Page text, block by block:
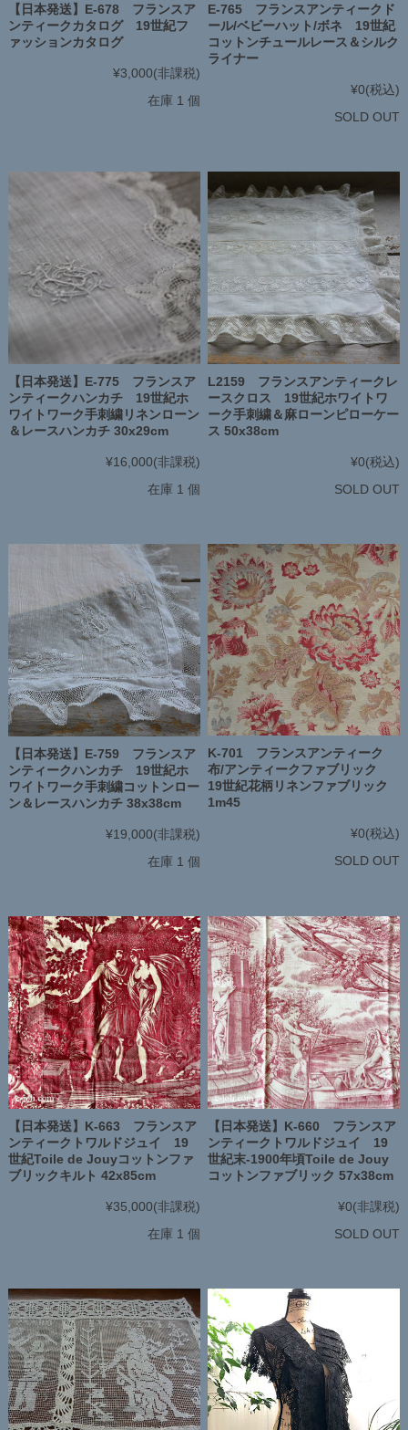
【日本発送】E-678 フランスア
ンティークカタログ 19世紀フ
ァッションカタログ
¥3,000(非課税)
在庫 1 個
E-765 フランスアンティークド
ール/ベビーハット/ボネ 19世紀
コットンチュールレース＆シルク
ライナー
¥0(税込)
SOLD OUT
【日本発送】E-775 フランスア
ンティークハンカチ 19世紀ホ
ワイトワーク手刺繍リネンローン
＆レースハンカチ 30x29cm
¥16,000(非課税)
在庫 1 個
L2159 フランスアンティークレ
ースクロス 19世紀ホワイトワ
ーク手刺繍＆麻ローンピローケー
ス 50x38cm
¥0(税込)
SOLD OUT
【日本発送】E-759 フランスア
ンティークハンカチ 19世紀ホ
ワイトワーク手刺繍コットンロー
ン＆レースハンカチ 38x38cm
¥19,000(非課税)
在庫 1 個
K-701 フランスアンティーク
布/アンティークファブリック
19世紀花柄リネンファブリック
1m45
¥0(税込)
SOLD OUT
【日本発送】K-663 フランスア
ンティークトワルドジュイ 19
世紀Toile de Jouyコットンファ
ブリックキルト 42x85cm
¥35,000(非課税)
在庫 1 個
【日本発送】K-660 フランスア
ンティークトワルドジュイ 19
世紀末-1900年頃Toile de Jouy
コットンファブリック 57x38cm
¥0(非課税)
SOLD OUT